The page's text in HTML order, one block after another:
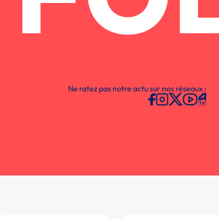
Ne ratez pas notre actu sur nos réseaux :